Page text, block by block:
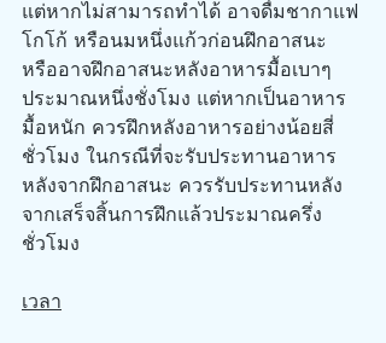
แต่หากไม่สามารถทำได้ อาจดื่มชากาแฟ
โกโก้ หรือนมหนึ่งแก้วก่อนฝึกอาสนะ
หรืออาจฝึกอาสนะหลังอาหารมื้อเบาๆ
ประมาณหนึ่งชั่งโมง แต่หากเป็นอาหาร
มื้อหนัก ควรฝึกหลังอาหารอย่างน้อยสี่
ชั่วโมง ในกรณีที่จะรับประทานอาหาร
หลังจากฝึกอาสนะ ควรรับประทานหลัง
จากเสร็จสิ้นการฝึกแล้วประมาณครึ่ง
ชั่วโมง
เวลา